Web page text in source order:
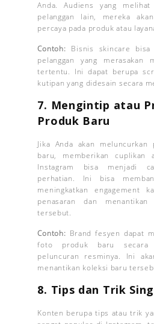
Anda. Audiens yang
pelanggan lain, mereka
percaya pada produk atau
Contoh: Bisnis skincare bisa
pelanggan yang merasakan
tertentu. Ini dapat berupa
kutipan yang didesain secara
7. Mengintip atau
Produk Baru
Jika Anda akan meluncurkan
baru, memberikan cuplikan
Instagram bisa menjadi
perhatian. Ini bisa
meningkatkan engagement
penasaran dan
tersebut.
Contoh: Brand fesyen dapat
foto produk baru secara
peluncuran resminya. Ini
menantikan koleksi baru
8. Tips dan Trik
Konten berupa tips atau trik